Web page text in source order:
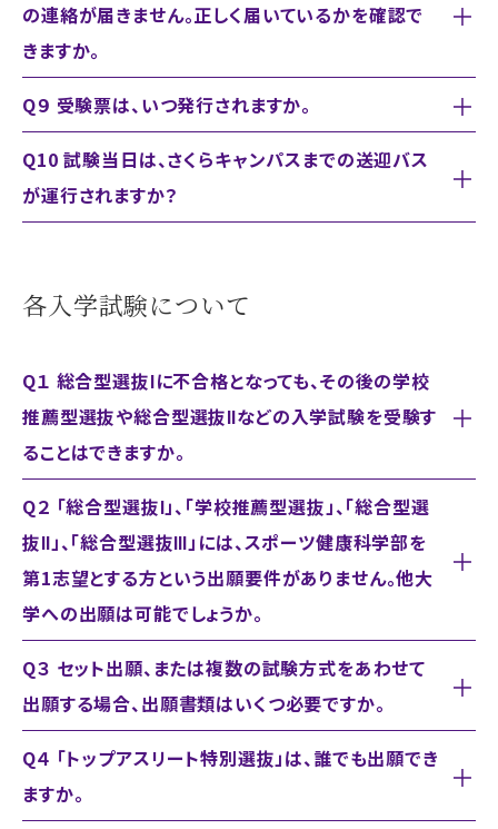
の連絡が届きません。正しく届いているかを確認で
きますか。
Q９ 受験票は、いつ発行されますか。
Q10 試験当日は、さくらキャンパスまでの送迎バス
が運行されますか？
各入学試験について
Q１ 総合型選抜Ⅰに不合格となっても、その後の学校
推薦型選抜や総合型選抜Ⅱなどの入学試験を受験す
ることはできますか。
Q２ 「総合型選抜Ⅰ」、「学校推薦型選抜」、「総合型選
抜Ⅱ」、「総合型選抜Ⅲ」には、スポーツ健康科学部を
第1志望とする方という出願要件がありません。他大
学への出願は可能でしょうか。
Q３ セット出願、または複数の試験方式をあわせて
出願する場合、出願書類はいくつ必要ですか。
Q４ 「トップアスリート特別選抜」は、誰でも出願でき
ますか。